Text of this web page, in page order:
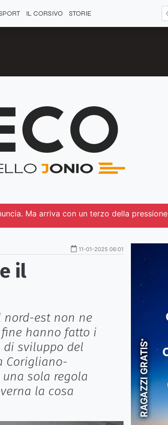
IL CORSIVO STORIE
Ma arriva con un terzo della pressione
11-01-2025 06:01
il
nord-est non ne
hanno fatto i
sviluppo del
Corigliano-
una sola regola
la cosa